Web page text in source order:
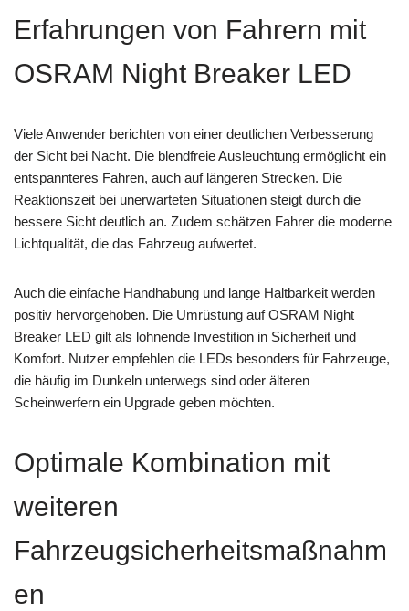
Erfahrungen von Fahrern mit
OSRAM Night Breaker LED
Viele Anwender berichten von einer deutlichen Verbesserung
der Sicht bei Nacht. Die blendfreie Ausleuchtung ermöglicht ein
entspannteres Fahren, auch auf längeren Strecken. Die
Reaktionszeit bei unerwarteten Situationen steigt durch die
bessere Sicht deutlich an. Zudem schätzen Fahrer die moderne
Lichtqualität, die das Fahrzeug aufwertet.
Auch die einfache Handhabung und lange Haltbarkeit werden
positiv hervorgehoben. Die Umrüstung auf OSRAM Night
Breaker LED gilt als lohnende Investition in Sicherheit und
Komfort. Nutzer empfehlen die LEDs besonders für Fahrzeuge,
die häufig im Dunkeln unterwegs sind oder älteren
Scheinwerfern ein Upgrade geben möchten.
Optimale Kombination mit
weiteren
Fahrzeugsicherheitsmaßnahm
en